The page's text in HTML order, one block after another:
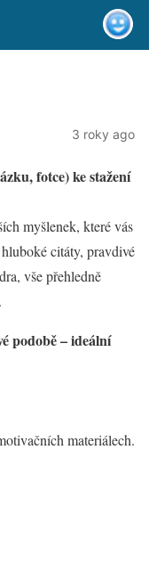
3 roky ago
fotce) ke stažení
myšlenek, které vás
citáty, pravdivé
vše přehledně
podobě – ideální
materiálech.